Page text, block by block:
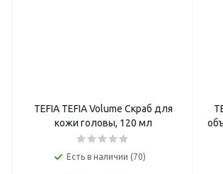
TEFIA TEFIA Volume Скраб для
кожи головы, 120 мл
Есть в наличии (70)